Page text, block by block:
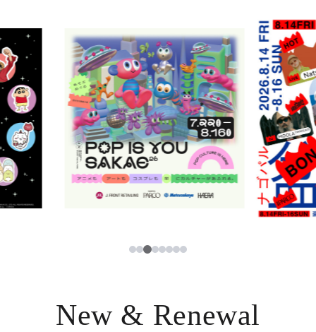
レストラン・カフェ
TAX FREE
PARCOメンバーズ
ภาษาไทย
日本語
1234567
New & Renewal